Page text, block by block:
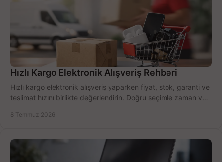
Hızlı Kargo Elektronik Alışveriş Rehberi
Hızlı kargo elektronik alışveriş yaparken fiyat, stok, garanti ve
teslimat hızını birlikte değerlendirin. Doğru seçimle zaman ve
8 Temmuz 2026